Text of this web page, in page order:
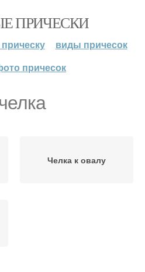
ПРИЧЕСКИ
виды причесок
причесок
Челка к овалу